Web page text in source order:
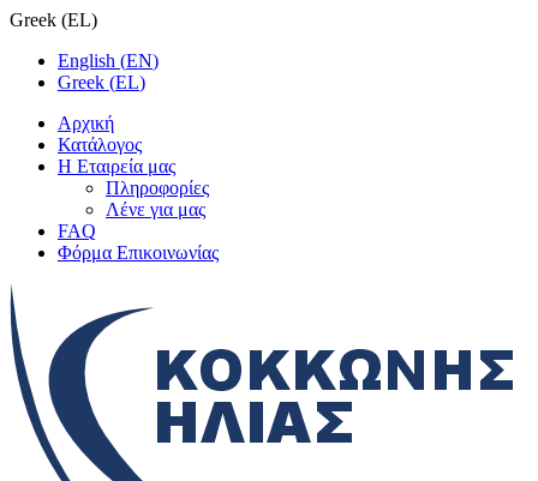
Greek (EL)
English (EN)
Greek (EL)
Αρχική
Κατάλογος
Η Εταιρεία μας
Πληροφορίες
Λένε για μας
FAQ
Φόρμα Επικοινωνίας